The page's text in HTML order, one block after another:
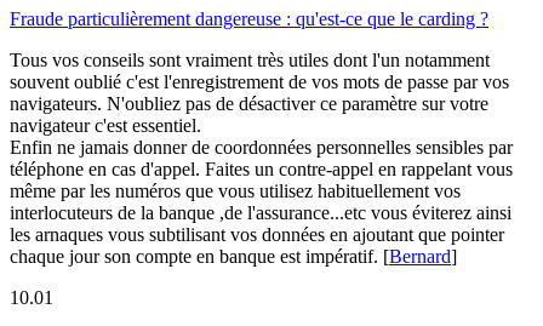
Fraude particulièrement dangereuse : qu'est-ce que le carding ?
Tous vos conseils sont vraiment très utiles dont l'un notamment
souvent oublié c'est l'enregistrement de vos mots de passe par vos
navigateurs. N'oubliez pas de désactiver ce paramètre sur votre
navigateur c'est essentiel.
Enfin ne jamais donner de coordonnées personnelles sensibles par
téléphone en cas d'appel. Faites un contre-appel en rappelant vous
même par les numéros que vous utilisez habituellement vos
interlocuteurs de la banque ,de l'assurance...etc vous éviterez ainsi
les arnaques vous subtilisant vos données en ajoutant que pointer
chaque jour son compte en banque est impératif. [Bernard]
10.01